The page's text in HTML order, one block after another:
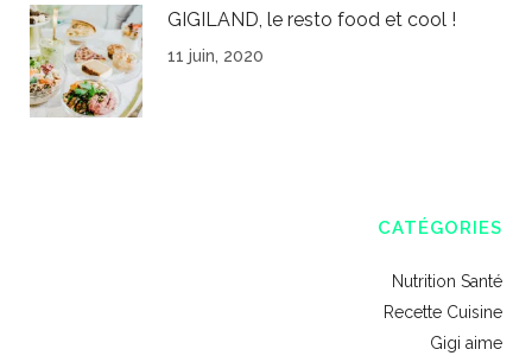
GIGILAND, le resto food et cool !
11 juin, 2020
CATÉGORIES
Nutrition Santé
Recette Cuisine
Gigi aime